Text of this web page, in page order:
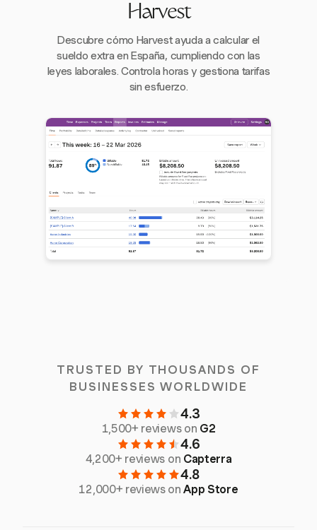
Harvest
Descubre cómo Harvest ayuda a calcular el
sueldo extra en España, cumpliendo con las
leyes laborales. Controla horas y gestiona tarifas
sin esfuerzo.
TRUSTED BY THOUSANDS OF
BUSINESSES WORLDWIDE
4.3
1,500+ reviews on G2
4.6
4,200+ reviews on Capterra
4.8
12,000+ reviews onApp Store